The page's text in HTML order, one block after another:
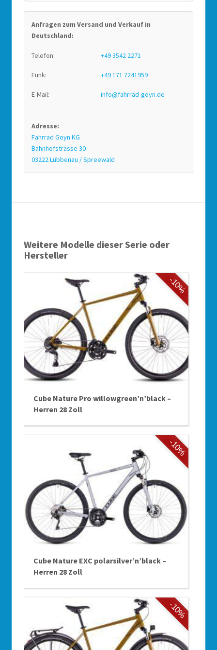
Anfragen zum Versand und Verkauf in
Deutschland:
Telefon: +49 3542 2271
Funk: +49 171 7241959
E-Mail: info@fahrrad-goyn.de
Adresse:
Fahrrad Goyn KG
Bahnhofstrasse 30
03222 Lübbenau / Spreewald
Weitere Modelle dieser Serie oder
Hersteller
-10%
Cube Nature Pro willowgreen’n’black –
Herren 28 Zoll
-10%
Cube Nature EXC polarsilver’n’black –
Herren 28 Zoll
-10%